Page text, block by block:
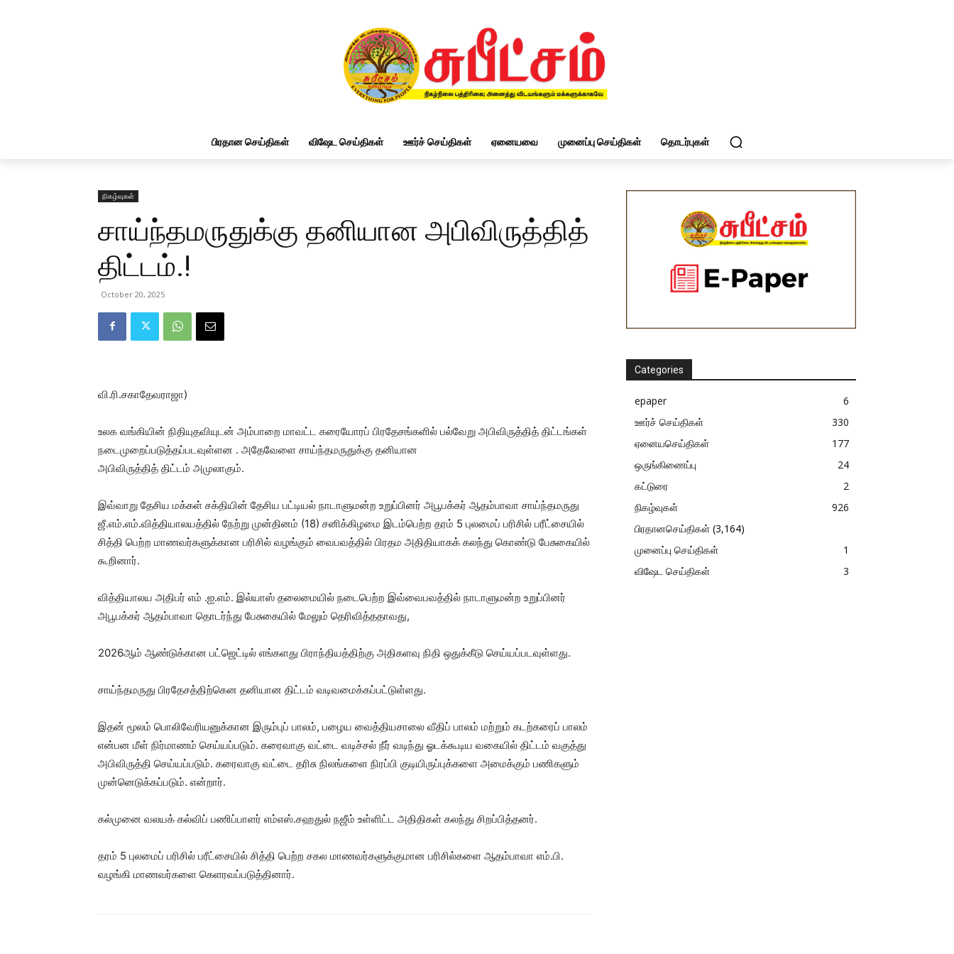
பிரதான செய்திகள் விஷேட செய்திகள் ஊர்ச் செய்திகள் ஏனையவை முனைப்பு செய்திகள் தொடர்புகள்
நிகழ்வுகள்
சாய்ந்தமருதுக்கு தனியான அபிவிருத்தித்
திட்டம்.!
October 20, 2025
வி.ரி.சகாதேவராஜா)
உலக வங்கியின் நிதியுதவியுடன் அம்பாறை மாவட்ட கரையோரப் பிரதேசங்களில் பல்வேறு அபிவிருத்தித் திட்டங்கள்
நடைமுறைப்படுத்தப்படவுள்ளன . அதேவேளை சாய்ந்தமருதுக்கு தனியான
அபிவிருத்தித் திட்டம் அமுலாகும்.
இவ்வாறு தேசிய மக்கள் சக்தியின் தேசிய பட்டியல் நாடாளுமன்ற உறுப்பினர் அபூபக்கர் ஆதம்பாவா சாய்ந்தமருது
ஜீ.எம்.எம்.வித்தியாலயத்தில் நேற்று முன்தினம் (18) சனிக்கிழமை இடம்பெற்ற தரம் 5 புலமைப் பரிசில் பரீட்சையில்
சித்தி பெற்ற மாணவர்களுக்கான பரிசில் வழங்கும் வைபவத்தில் பிரதம அதிதியாகக் கலந்து கொண்டு பேசுகையில்
கூறினார்.
வித்தியாலய அதிபர் எம் .ஐ.எம். இல்யாஸ் தலைமையில் நடைபெற்ற இவ்வைபவத்தில் நாடாளுமன்ற உறுப்பினர்
அபூபக்கர் ஆதம்பாவா தொடர்ந்து பேசுகையில் மேலும் தெரிவித்ததாவது,
2026ஆம் ஆண்டுக்கான பட்ஜெட்டில் எங்களது பிராந்தியத்திற்கு அதிகளவு நிதி ஒதுக்கீடு செய்யப்படவுள்ளது.
சாய்ந்தமருது பிரதேசத்திற்கென தனியான திட்டம் வடிவமைக்கப்பட்டுள்ளது.
இதன் மூலம் பொலிவேரியனுக்கான இரும்புப் பாலம், பழைய வைத்தியசாலை வீதிப் பாலம் மற்றும் கடற்கரைப் பாலம்
என்பன மீள் நிர்மாணம் செய்யப்படும். கரைவாகு வட்டை வடிச்சல் நீர் வடிந்து ஓடக்கூடிய வகையில் திட்டம் வகுத்து
அபிவிருத்தி செய்யப்படும். கரைவாகு வட்டை தரிசு நிலங்களை நிரப்பி குடியிருப்புக்களை அமைக்கும் பணிகளும்
முன்னெடுக்கப்படும். என்றார்.
கல்முனை வலயக் கல்விப் பணிப்பாளர் எம்எஸ்.சஹதுல் நஜீம் உள்ளிட்ட அதிதிகள் கலந்து சிறப்பித்தனர்.
தரம் 5 புலமைப் பரிசில் பரீட்சையில் சித்தி பெற்ற சகல மாணவர்களுக்குமான பரிசில்களை ஆதம்பாவா எம்.பி.
வழங்கி மாணவர்களை கெளரவப்படுத்தினார்.
Categories
epaper
6
ஊர்ச் செய்திகள்
330
ஏனையசெய்திகள்
177
ஒருங்கிணைப்பு
24
கட்டுரை
2
நிகழ்வுகள்
926
பிரதானசெய்திகள் (3,164)
முனைப்பு செய்திகள்
1
விஷேட செய்திகள்
3